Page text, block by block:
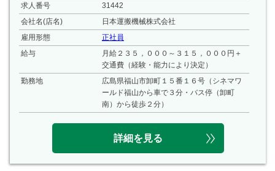
求人番号
31442
会社名(店名)
日本運搬機械株式会社
雇用形態
正社員
給与
月給２３５，０００～３１５，０００円＋
交通費（経験・能力により決定）
勤務地
広島県福山市卸町１５番１６号（シネマワ
ールド福山から車で３分・バス停（卸町
南）から徒歩２分）
詳細を見る